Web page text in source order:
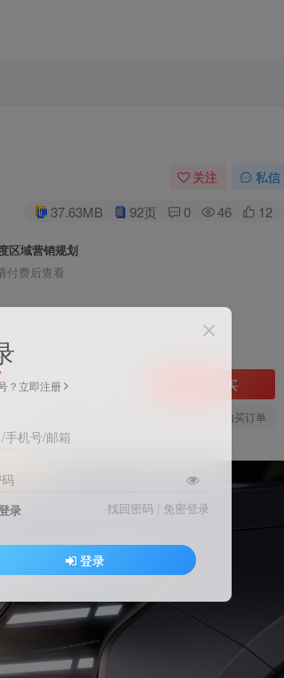
关注 私信
37.63MB 92页 0 46 12
区域营销规划
付费后查看
立即购买
您当前未登录！建议登陆后购买，可保存购买订单
？立即注册
手机号/邮箱
录 找回密码 免密登录
登录